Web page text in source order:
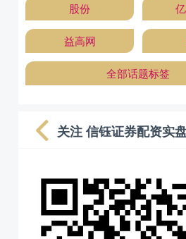
股份
益高网
全部话题标签
关注 信钰证券配资实